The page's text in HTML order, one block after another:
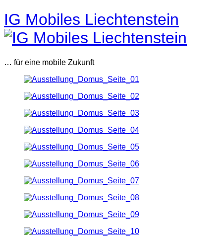
IG Mobiles Liechtenstein
… für eine mobile Zukunft